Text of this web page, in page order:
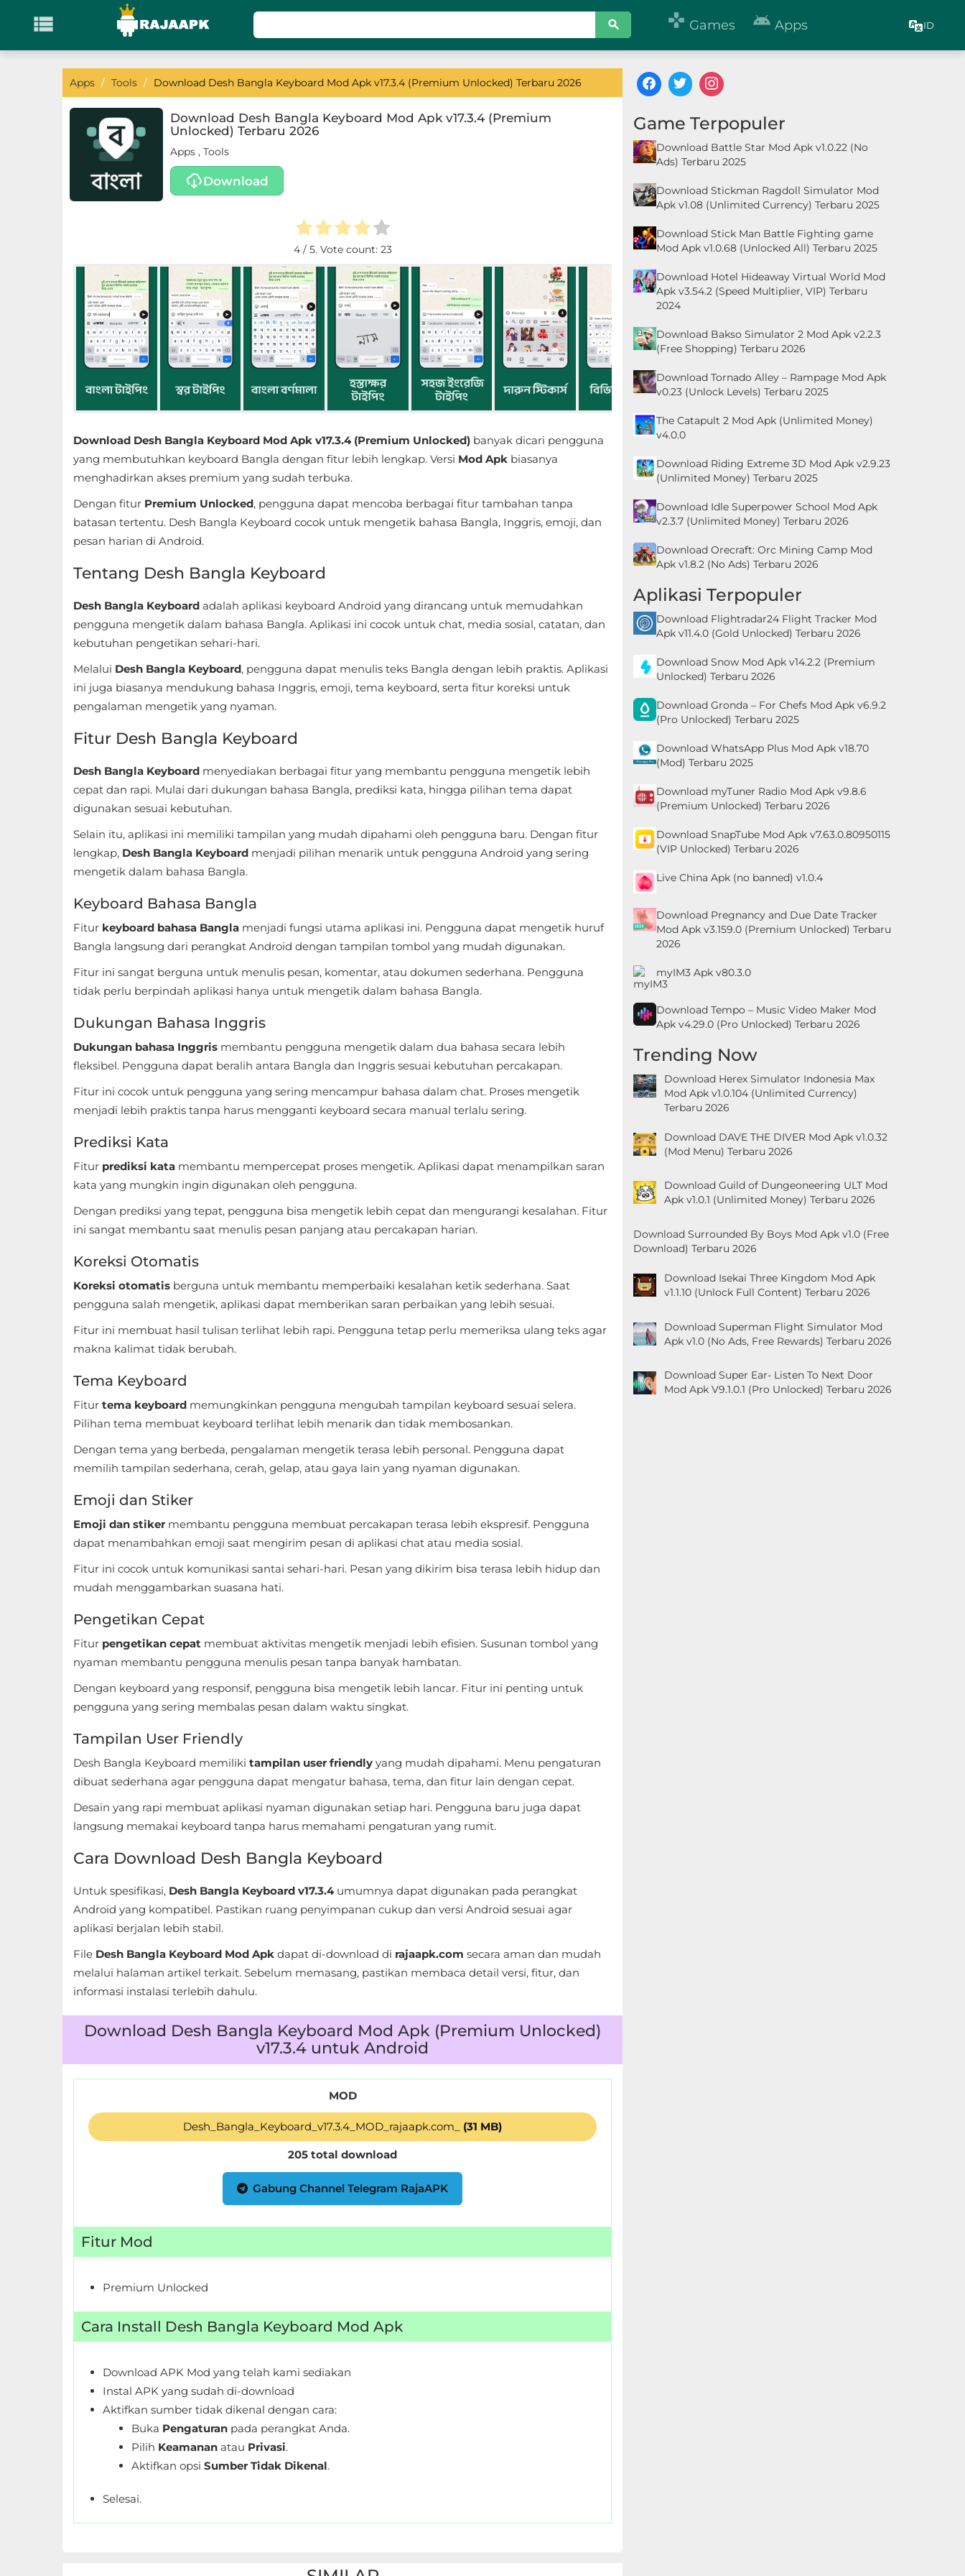
  Games  Apps ID
KATEGORI
Games
Educational
Hypercasual
Reference
Communication
Education
Entertainment
Navigation
Photography
Apps / Tools / Download Desh Bangla Keyboard Mod Apk v17.3.4 (Premium Unlocked) Terbaru 2026
Download Desh Bangla Keyboard Mod Apk v17.3.4 (Premium
Unlocked) Terbaru 2026
Apps , Tools
Download
4/ 5. Vote count: 23
Download Desh Bangla Keyboard Mod Apk v17.3.4 (Premium Unlocked) banyak dicari pengguna
yang membutuhkan keyboard Bangla dengan fitur lebih lengkap. Versi Mod Apk biasanya
menghadirkan akses premium yang sudah terbuka.
Dengan fitur Premium Unlocked, pengguna dapat mencoba berbagai fitur tambahan tanpa
batasan tertentu. Desh Bangla Keyboard cocok untuk mengetik bahasa Bangla, Inggris, emoji, dan
pesan harian di Android.
Tentang Desh Bangla Keyboard
Desh Bangla Keyboard adalah aplikasi keyboard Android yang dirancang untuk memudahkan
pengguna mengetik dalam bahasa Bangla. Aplikasi ini cocok untuk chat, media sosial, catatan, dan
kebutuhan pengetikan sehari-hari.
Melalui Desh Bangla Keyboard, pengguna dapat menulis teks Bangla dengan lebih praktis. Aplikasi
ini juga biasanya mendukung bahasa Inggris, emoji, tema keyboard, serta fitur koreksi untuk
pengalaman mengetik yang nyaman.
Fitur Desh Bangla Keyboard
Desh Bangla Keyboard menyediakan berbagai fitur yang membantu pengguna mengetik lebih
cepat dan rapi. Mulai dari dukungan bahasa Bangla, prediksi kata, hingga pilihan tema dapat
digunakan sesuai kebutuhan.
Selain itu, aplikasi ini memiliki tampilan yang mudah dipahami oleh pengguna baru. Dengan fitur
lengkap, Desh Bangla Keyboard menjadi pilihan menarik untuk pengguna Android yang sering
mengetik dalam bahasa Bangla.
Keyboard Bahasa Bangla
Fitur keyboard bahasa Bangla menjadi fungsi utama aplikasi ini. Pengguna dapat mengetik huruf
Bangla langsung dari perangkat Android dengan tampilan tombol yang mudah digunakan.
Fitur ini sangat berguna untuk menulis pesan, komentar, atau dokumen sederhana. Pengguna
tidak perlu berpindah aplikasi hanya untuk mengetik dalam bahasa Bangla.
Dukungan Bahasa Inggris
Dukungan bahasa Inggris membantu pengguna mengetik dalam dua bahasa secara lebih
fleksibel. Pengguna dapat beralih antara Bangla dan Inggris sesuai kebutuhan percakapan.
Fitur ini cocok untuk pengguna yang sering mencampur bahasa dalam chat. Proses mengetik
menjadi lebih praktis tanpa harus mengganti keyboard secara manual terlalu sering.
Prediksi Kata
Fitur prediksi kata membantu mempercepat proses mengetik. Aplikasi dapat menampilkan saran
kata yang mungkin ingin digunakan oleh pengguna.
Dengan prediksi yang tepat, pengguna bisa mengetik lebih cepat dan mengurangi kesalahan. Fitur
ini sangat membantu saat menulis pesan panjang atau percakapan harian.
Koreksi Otomatis
Koreksi otomatis berguna untuk membantu memperbaiki kesalahan ketik sederhana. Saat
pengguna salah mengetik, aplikasi dapat memberikan saran perbaikan yang lebih sesuai.
Fitur ini membuat hasil tulisan terlihat lebih rapi. Pengguna tetap perlu memeriksa ulang teks agar
makna kalimat tidak berubah.
Tema Keyboard
Fitur tema keyboard memungkinkan pengguna mengubah tampilan keyboard sesuai selera.
Pilihan tema membuat keyboard terlihat lebih menarik dan tidak membosankan.
Dengan tema yang berbeda, pengalaman mengetik terasa lebih personal. Pengguna dapat
memilih tampilan sederhana, cerah, gelap, atau gaya lain yang nyaman digunakan.
Emoji dan Stiker
Emoji dan stiker membantu pengguna membuat percakapan terasa lebih ekspresif. Pengguna
dapat menambahkan emoji saat mengirim pesan di aplikasi chat atau media sosial.
Fitur ini cocok untuk komunikasi santai sehari-hari. Pesan yang dikirim bisa terasa lebih hidup dan
mudah menggambarkan suasana hati.
Pengetikan Cepat
Fitur pengetikan cepat membuat aktivitas mengetik menjadi lebih efisien. Susunan tombol yang
nyaman membantu pengguna menulis pesan tanpa banyak hambatan.
Dengan keyboard yang responsif, pengguna bisa mengetik lebih lancar. Fitur ini penting untuk
pengguna yang sering membalas pesan dalam waktu singkat.
Tampilan User Friendly
Desh Bangla Keyboard memiliki tampilan user friendly yang mudah dipahami. Menu pengaturan
dibuat sederhana agar pengguna dapat mengatur bahasa, tema, dan fitur lain dengan cepat.
Desain yang rapi membuat aplikasi nyaman digunakan setiap hari. Pengguna baru juga dapat
langsung memakai keyboard tanpa harus memahami pengaturan yang rumit.
Cara Download Desh Bangla Keyboard
Untuk spesifikasi, Desh Bangla Keyboard v17.3.4umumnya dapat digunakan pada perangkat
Android yang kompatibel. Pastikan ruang penyimpanan cukup dan versi Android sesuai agar
aplikasi berjalan lebih stabil.
File Desh Bangla Keyboard Mod Apk dapat di-download di rajaapk.com secara aman dan mudah
melalui halaman artikel terkait. Sebelum memasang, pastikan membaca detail versi, fitur, dan
informasi instalasi terlebih dahulu.
Download Desh Bangla Keyboard Mod Apk (Premium Unlocked)
v17.3.4 untuk Android
MOD
Desh_Bangla_Keyboard_v17.3.4_MOD_rajaapk.com_ (31 MB)
205 total download
Gabung Channel Telegram RajaAPK
Fitur Mod
Premium Unlocked
Cara Install Desh Bangla Keyboard Mod Apk
Download APK Mod yang telah kami sediakan
Instal APK yang sudah di-download
Aktifkan sumber tidak dikenal dengan cara:
Buka Pengaturan pada perangkat Anda.
Pilih Keamanan atau Privasi.
Aktifkan opsi Sumber Tidak Dikenal.
Selesai.
Game Terpopuler
Download Battle Star Mod Apk v1.0.22 (No
Ads) Terbaru 2025
Download Stickman Ragdoll Simulator Mod
Apk v1.08 (Unlimited Currency) Terbaru 2025
Download Stick Man Battle Fighting game
Mod Apk v1.0.68 (Unlocked All) Terbaru 2025
Download Hotel Hideaway Virtual World Mod
Apk v3.54.2 (Speed Multiplier, VIP) Terbaru
2024
Download Bakso Simulator 2 Mod Apk v2.2.3
(Free Shopping) Terbaru 2026
Download Tornado Alley – Rampage Mod Apk
v0.23 (Unlock Levels) Terbaru 2025
The Catapult 2 Mod Apk (Unlimited Money)
v4.0.0
Download Riding Extreme 3D Mod Apk v2.9.23
(Unlimited Money) Terbaru 2025
Download Idle Superpower School Mod Apk
v2.3.7 (Unlimited Money) Terbaru 2026
Download Orecraft: Orc Mining Camp Mod
Apk v1.8.2 (No Ads) Terbaru 2026
Aplikasi Terpopuler
Download Flightradar24 Flight Tracker Mod
Apk v11.4.0 (Gold Unlocked) Terbaru 2026
Download Snow Mod Apk v14.2.2 (Premium
Unlocked) Terbaru 2026
Download Gronda – For Chefs Mod Apk v6.9.2
(Pro Unlocked) Terbaru 2025
Download WhatsApp Plus Mod Apk v18.70
(Mod) Terbaru 2025
Download myTuner Radio Mod Apk v9.8.6
(Premium Unlocked) Terbaru 2026
Download SnapTube Mod Apk v7.63.0.80950115
(VIP Unlocked) Terbaru 2026
Live China Apk (no banned) v1.0.4
Download Pregnancy and Due Date Tracker
Mod Apk v3.159.0 (Premium Unlocked) Terbaru
2026
myIM3 Apk v80.3.0
Download Tempo – Music Video Maker Mod
Apk v4.29.0 (Pro Unlocked) Terbaru 2026
Trending Now
Download Herex Simulator Indonesia Max
Mod Apk v1.0.104 (Unlimited Currency)
Terbaru 2026
Download DAVE THE DIVER Mod Apk v1.0.32
(Mod Menu) Terbaru 2026
Download Guild of Dungeoneering ULT Mod
Apk v1.0.1 (Unlimited Money) Terbaru 2026
Download Surrounded By Boys Mod Apk v1.0 (Free
Download) Terbaru 2026
Download Isekai Three Kingdom Mod Apk
v1.1.10 (Unlock Full Content) Terbaru 2026
Download Superman Flight Simulator Mod
Apk v1.0 (No Ads, Free Rewards) Terbaru 2026
Download Super Ear- Listen To Next Door
Mod Apk V9.1.0.1 (Pro Unlocked) Terbaru 2026